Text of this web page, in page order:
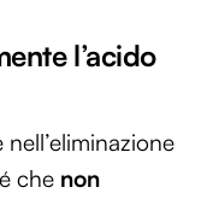
l’acido
che non